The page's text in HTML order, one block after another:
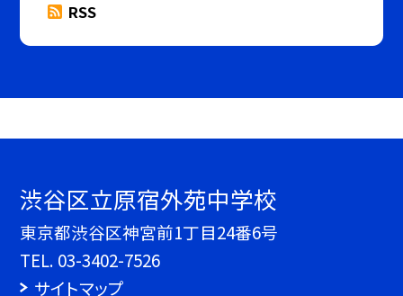
RSS
渋谷区立原宿外苑中学校
東京都渋谷区神宮前1丁目24番6号
TEL. 03-3402-7526
サイトマップ